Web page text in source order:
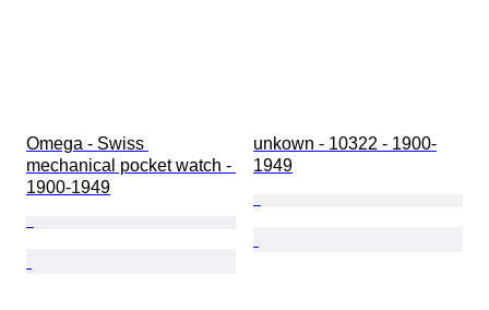
Omega - Swiss
mechanical pocket watch -
1900-1949
unkown - 10322 - 1900-
1949